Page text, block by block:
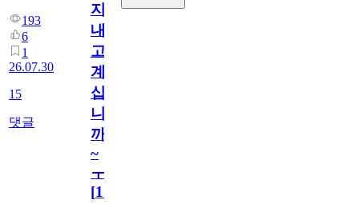
193
6
1
26.07.30
15
댓글
지
내
고
계
십
니
까
~
ㅜ
[15